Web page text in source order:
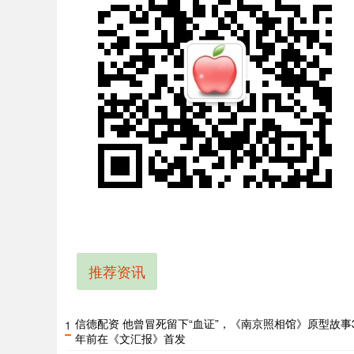
推荐资讯
1 信德配资 他曾冒死留下“血证”，《南京照相馆》原型故
年前在《文汇报》首发